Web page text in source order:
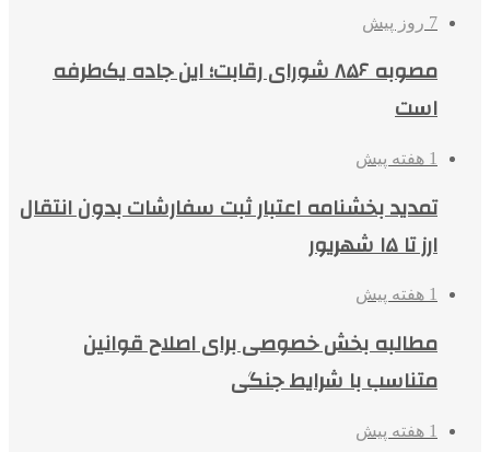
7 روز پیش
مصوبه ۸۵۶ شورای رقابت؛ این جاده یک‌طرفه
است
1 هفته پیش
تمدید بخشنامه اعتبار ثبت سفارشات بدون انتقال
ارز تا ۱۵ شهریور
1 هفته پیش
مطالبه بخش خصوصی برای اصلاح قوانین
متناسب با شرایط جنگی
1 هفته پیش